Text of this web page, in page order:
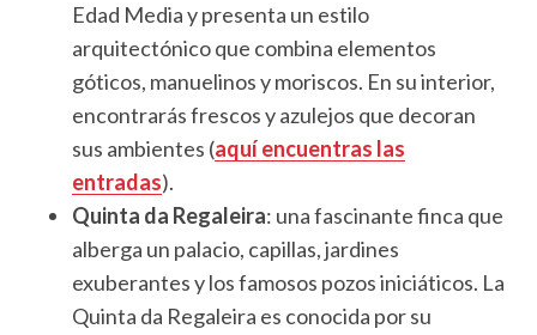
Edad Media y presenta un estilo
arquitectónico que combina elementos
góticos, manuelinos y moriscos. En su interior,
encontrarás frescos y azulejos que decoran
sus ambientes (aquí encuentras las
entradas).
Quinta da Regaleira: una fascinante finca que
alberga un palacio, capillas, jardines
exuberantes y los famosos pozos iniciáticos. La
Quinta da Regaleira es conocida por su